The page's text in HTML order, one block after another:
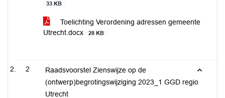
33 KB
Toelichting Verordening adressen gemeente
Utrecht.docx
28 KB
2
Raadsvoorstel Zienswijze op de
(ontwerp)begrotingswijziging 2023_1 GGD regio
Utrecht